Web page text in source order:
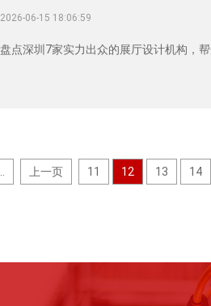
2026-06-15 18:06:59
盘点深圳7家实力出众的展厅设计机构，
上一页 11 12 13 14